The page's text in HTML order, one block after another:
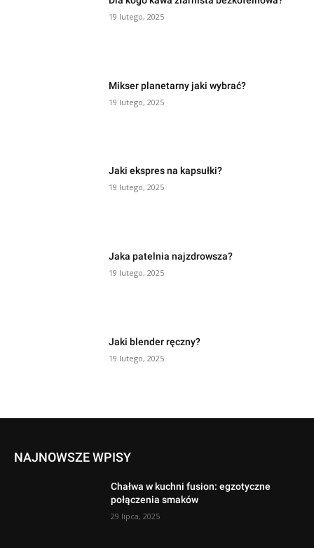
19 lutego, 2025
Mikser planetarny jaki wybrać?
19 lutego, 2025
Jaki ekspres na kapsułki?
19 lutego, 2025
Jaka patelnia najzdrowsza?
19 lutego, 2025
Jaki blender ręczny?
19 lutego, 2025
NAJNOWSZE WPISY
Chałwa w kuchni fusion: egzotyczne
połączenia smaków
29 lipca, 2025